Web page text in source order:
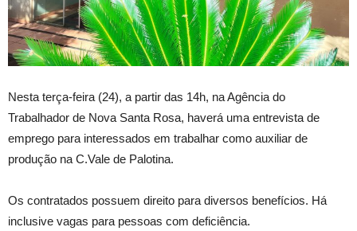
Nesta terça-feira (24), a partir das 14h, na Agência do
Trabalhador de Nova Santa Rosa, haverá uma entrevista de
emprego para interessados em trabalhar como auxiliar de
produção na C.Vale de Palotina.
Os contratados possuem direito para diversos benefícios. Há
inclusive vagas para pessoas com deficiência.